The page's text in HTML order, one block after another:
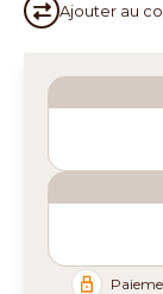
Ajouter au